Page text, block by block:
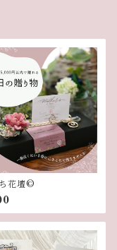
花壇©︎